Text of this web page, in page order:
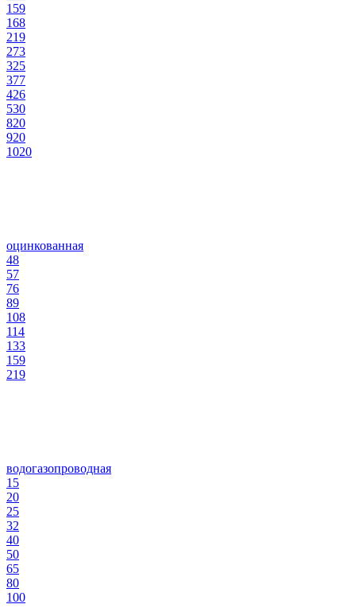
159
168
219
273
325
377
426
530
820
920
1020
оцинкованная
48
57
76
89
108
114
133
159
219
водогазопроводная
15
20
25
32
40
50
65
80
100